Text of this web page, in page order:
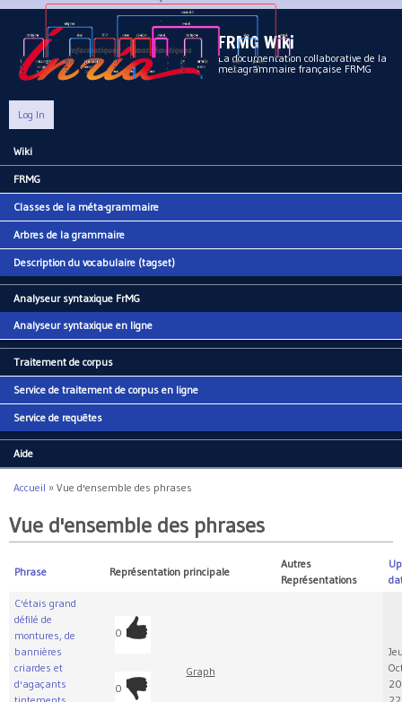
Aller au contenu principal
FRMG Wiki
La documentation collaborative de la
metagrammaire française FRMG
Log In
Main menu
Wiki
FRMG
Classes de la méta-grammaire
Arbres de la grammaire
Description du vocabulaire (tagset)
Analyseur syntaxique FrMG
Analyseur syntaxique en ligne
Traitement de corpus
Service de traitement de corpus en ligne
Service de requêtes
Aide
Vous êtes ici
Accueil » Vue d'ensemble des phrases
Vue d'ensemble des phrases
Phrase Représentation principale
Autres
Représentations
C'étais grand
défilé de
montures, de
bannières
criardes et
d'agaçants
0
0
Graph